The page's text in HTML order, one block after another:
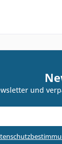
und